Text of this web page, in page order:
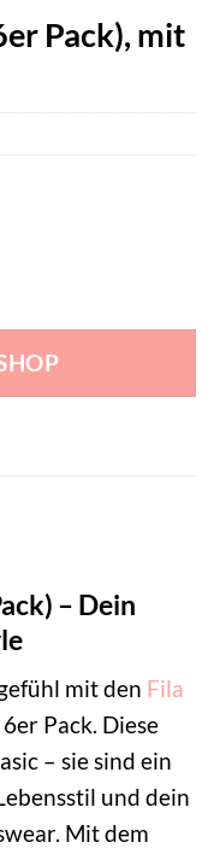
Pack), mit
– Dein
mit den Fila
Pack. Diese
– sie sind ein
und dein
Mit dem